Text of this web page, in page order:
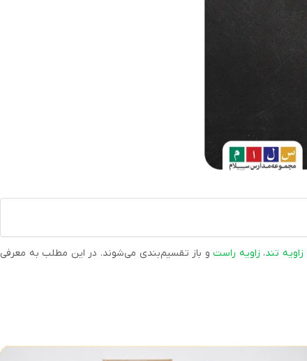
زاویه تند، زاویه راستو باز تقسیم‌بندی می‌شوند. در این مطلب به معرفی